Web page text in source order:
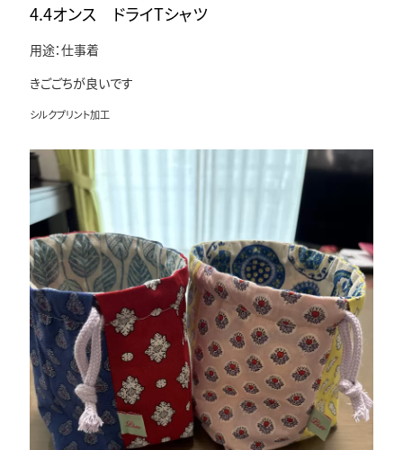
4.4オンス ドライTシャツ
用途：仕事着
きごごちが良いです
シルクプリント加工